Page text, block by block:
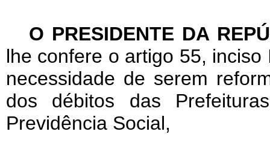
O PRESIDENTE DA
lhe confere o artigo 55,
necessidade de serem
dos débitos das
Previdência Social,